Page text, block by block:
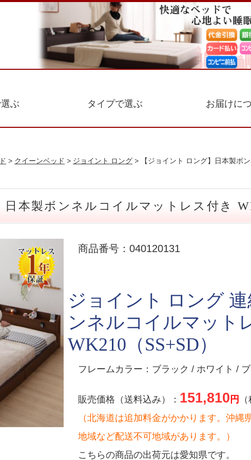
ぶ タイプで選ぶ お届けに
> クイーンベッド > ジョイント ロング > 【ジョイント ロング】日本製ボ
本製ボンネルコイルマットレス付き
商品番号：040120131
ジョイント ロング
ンネルコイルマット
WK210（SS+SD）
フレームカラー：ブラック / ホワイト /
販売価格（送料込み）： 151,810 円
（北海道は追加料金がかかります。沖
地域など配送不可地域があります。）
こちらの商品の出荷元は愛知県です。